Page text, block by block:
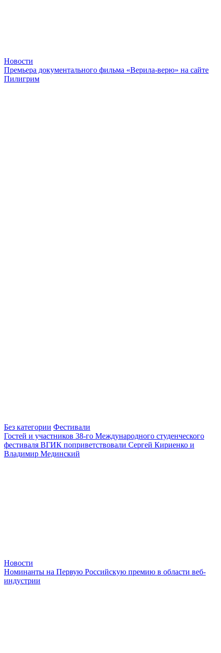
Новости
Премьера документального фильма «Верила-верю» на сайте
Пилигрим
Без категории Фестивали
Гостей и участников 38-го Международного студенческого
фестиваля ВГИК поприветствовали Сергей Кириенко и
Владимир Мединский
Новости
Номинанты на Первую Российскую премию в области веб-
индустрии